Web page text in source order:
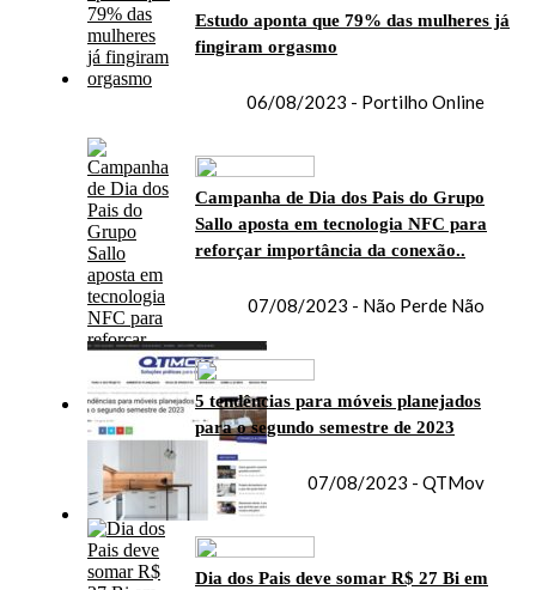
Estudo aponta que 79% das mulheres já
fingiram orgasmo
06/08/2023 - Portilho Online
Campanha de Dia dos Pais do Grupo
Sallo aposta em tecnologia NFC para
reforçar importância da conexão..
07/08/2023 - Não Perde Não
5 tendências para móveis planejados
para o segundo semestre de 2023
07/08/2023 - QTMov
Dia dos Pais deve somar R$ 27 Bi em